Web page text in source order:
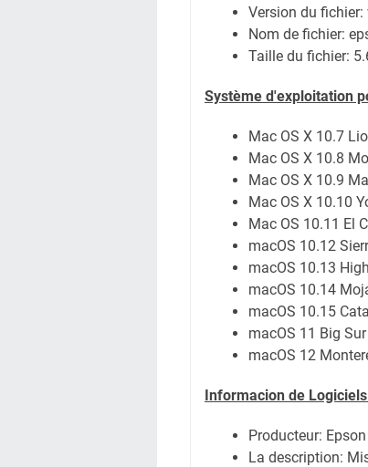
Version du fichier:
Nom de fichier:
Taille du fichier:
Système d'exploitation
Mac OS X 10.7
Mac OS X 10.8
Mac OS X 10.9
Mac OS X 10.10
Mac OS 10.11 El
macOS 10.12
macOS 10.13
macOS 10.14
macOS 10.15
macOS 11 Big Sur
macOS 12
Informacion de
Producteur: Epson
La description: